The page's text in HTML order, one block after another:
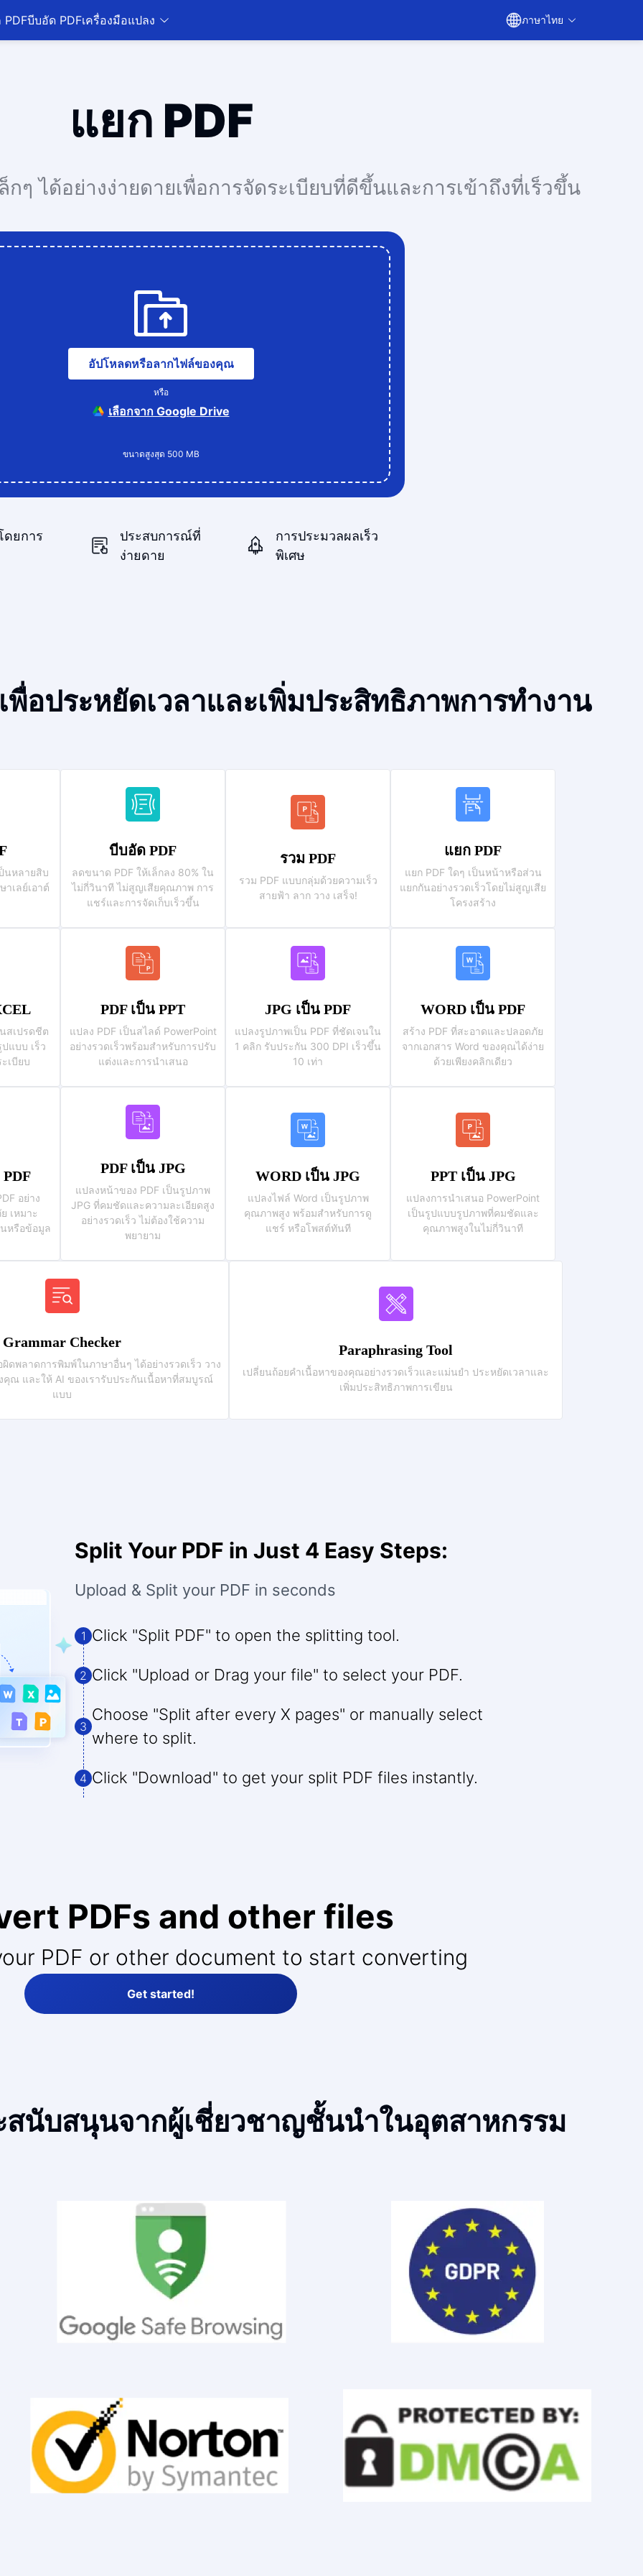
PDFบีบอัด PDFเครื่องมือแปลง ภาษาไทย
แยก PDF
ๆ ได้อย่างง่ายดายเพื่อการจัดระเบียบที่ดีขึ้นและการเข้าถึงที่เร็วขึ้น
อัปโหลดหรือลากไฟล์ของคุณ
หรือ
เลือกจาก Google Drive
ขนาดสูงสุด 500 MB
ยการ
ประสบการณ์ที่
ง่ายดาย
การประมวลผลเร็ว
พิเศษ
พื่อประหยัดเวลาและเพิ่มประสิทธิภาพการทำงาน
นหลายสิบ
เลย์เอาต์
บีบอัด PDF
ลดขนาด PDF ให้เล็กลง 80% ใน
ไม่กี่วินาที ไม่สูญเสียคุณภาพ การ
แชร์และการจัดเก็บเร็วขึ้น
รวม PDF
รวม PDF แบบกลุ่มด้วยความเร็ว
สายฟ้า ลาก วาง เสร็จ!
แยก PDF
แยก PDF ใดๆ เป็นหน้าหรือส่วน
แยกกันอย่างรวดเร็วโดยไม่สูญเสีย
โครงสร้าง
สเปรดชีต
แบบ เร็ว
เบียบ
PDF เป็น PPT
แปลง PDF เป็นสไลด์ PowerPoint
อย่างรวดเร็วพร้อมสำหรับการปรับ
แต่งและการนำเสนอ
JPG เป็น PDF
แปลงรูปภาพเป็น PDF ที่ชัดเจนใน
1 คลิก รับประกัน 300 DPI เร็วขึ้น
10 เท่า
WORD เป็น PDF
สร้าง PDF ที่สะอาดและปลอดภัย
จากเอกสาร Word ของคุณได้ง่าย
ด้วยเพียงคลิกเดียว
อย่าง
เหมาะ
หรือข้อมูล
PDF เป็น JPG
แปลงหน้าของ PDF เป็นรูปภาพ
JPG ที่คมชัดและความละเอียดสูง
อย่างรวดเร็ว ไม่ต้องใช้ความ
พยายาม
WORD เป็น JPG
แปลงไฟล์ Word เป็นรูปภาพ
คุณภาพสูง พร้อมสำหรับการดู
แชร์ หรือโพสต์ทันที
PPT เป็น JPG
แปลงการนำเสนอ PowerPoint
เป็นรูปแบบรูปภาพที่คมชัดและ
คุณภาพสูงในไม่กี่วินาที
Grammar Checker
ดพลาดการพิมพ์ในภาษาอื่นๆ ได้อย่างรวดเร็ว วาง
ณ และให้ AI ของเรารับประกันเนื้อหาที่สมบูรณ์
แบบ
Paraphrasing Tool
เปลี่ยนถ้อยคำเนื้อหาของคุณอย่างรวดเร็วและแม่นยำ ประหยัดเวลาและ
เพิ่มประสิทธิภาพการเขียน
Split Your PDF in Just 4 Easy Steps:
Upload & Split your PDF in seconds
1 Click "Split PDF" to open the splitting tool.
2 Click "Upload or Drag your file" to select your PDF.
3
Choose "Split after every X pages" or manually select
where to split.
4 Click "Download" to get your split PDF files instantly.
PDFs and other files
PDF or other document to start converting
Get started!
สนับสนุนจากผู้เชี่ยวชาญชั้นนำในอุตสาหกรรม